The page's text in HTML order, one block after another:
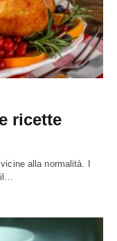
ricette
alla normalità. I